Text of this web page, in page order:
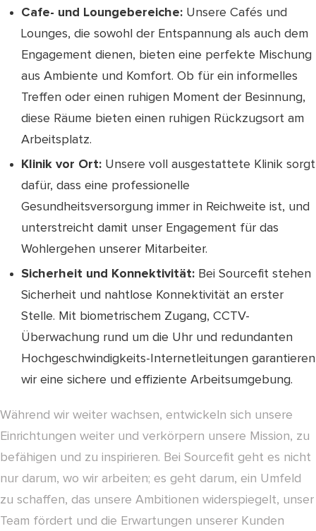
Cafe- und Loungebereiche: Unsere Cafés und
Lounges, die sowohl der Entspannung als auch dem
Engagement dienen, bieten eine perfekte Mischung
aus Ambiente und Komfort. Ob für ein informelles
Treffen oder einen ruhigen Moment der Besinnung,
diese Räume bieten einen ruhigen Rückzugsort am
Arbeitsplatz.
Klinik vor Ort: Unsere voll ausgestattete Klinik sorgt
dafür, dass eine professionelle
Gesundheitsversorgung immer in Reichweite ist, und
unterstreicht damit unser Engagement für das
Wohlergehen unserer Mitarbeiter.
Sicherheit und Konnektivität: Bei Sourcefit stehen
Sicherheit und nahtlose Konnektivität an erster
Stelle. Mit biometrischem Zugang, CCTV-
Überwachung rund um die Uhr und redundanten
Hochgeschwindigkeits-Internetleitungen garantieren
wir eine sichere und effiziente Arbeitsumgebung.
Während wir weiter wachsen, entwickeln sich unsere
Einrichtungen weiter und verkörpern unsere Mission, zu
befähigen und zu inspirieren. Bei Sourcefit geht es nicht
nur darum, wo wir arbeiten; es geht darum, ein Umfeld
zu schaffen, das unsere Ambitionen widerspiegelt, unser
Team fördert und die Erwartungen unserer Kunden